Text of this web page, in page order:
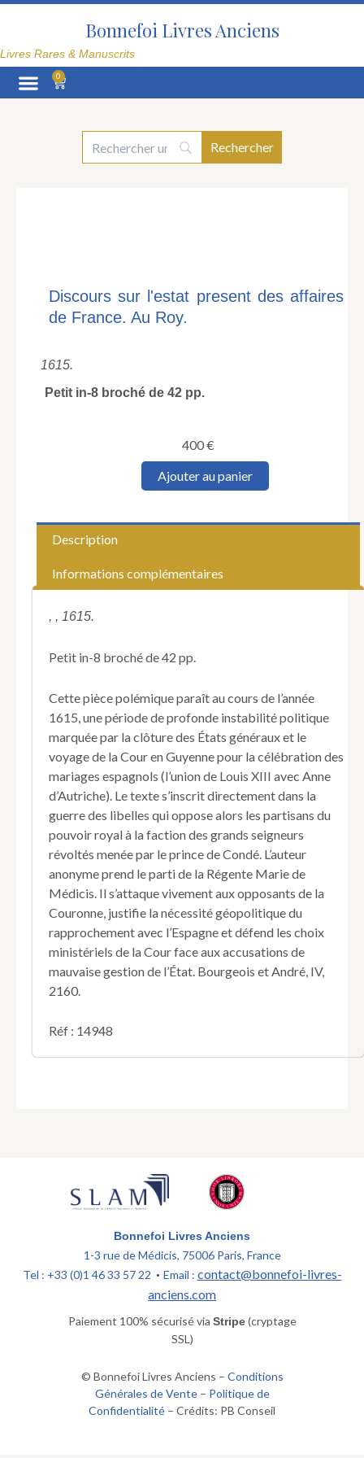
Aller
Bonnefoi Livres Anciens
Livres Rares & Manuscrits
0
Panier
Discours sur l'estat present des affaires
de France. Au Roy.
1615.
Petit in-8 broché de 42 pp.
400€
quantité
affaires
Ajouter au panier
Description
Informations complémentaires
, , 1615.
Petit in-8 broché de 42 pp.
Cette pièce polémique paraît au cours de l’année
1615, une période de profonde instabilité politique
marquée par la clôture des États généraux et le
voyage de la Cour en Guyenne pour la célébration des
mariages espagnols (l’union de Louis XIII avec Anne
d’Autriche). Le texte s’inscrit directement dans la
guerre des libelles qui oppose alors les partisans du
pouvoir royal à la faction des grands seigneurs
révoltés menée par le prince de Condé. L’auteur
anonyme prend le parti de la Régente Marie de
Médicis. Il s’attaque vivement aux opposants de la
Couronne, justifie la nécessité géopolitique du
rapprochement avec l’Espagne et défend les choix
ministériels de la Cour face aux accusations de
mauvaise gestion de l’État. Bourgeois et André, IV,
2160.
Réf : 14948
Bonnefoi Livres Anciens
1-3 rue de Médicis, 75006 Paris, France
Tel : +33 (0)1 46 33 57 22 • Email : contact@bonnefoi-livres-
anciens.com
Paiement 100% sécurisé via Stripe(cryptage
SSL)
© Bonnefoi Livres Anciens – Conditions
Générales de Vente– Politique de
Confidentialité – Crédits: PB Conseil